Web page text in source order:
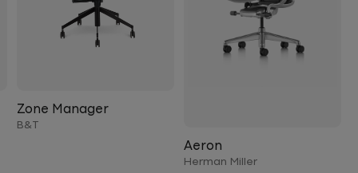
Aeron
Herman Miller
Zone Manager
B&T